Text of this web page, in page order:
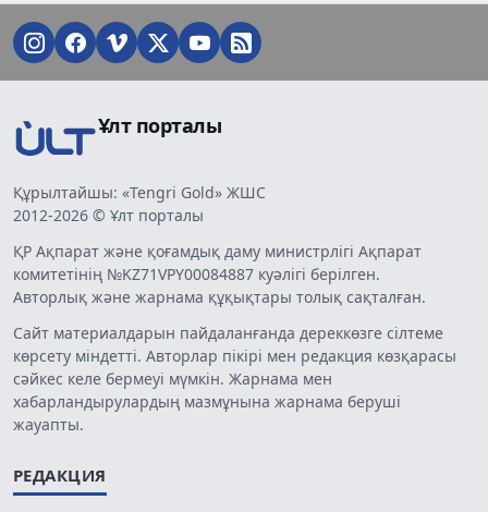
Ұлт порталы
Құрылтайшы: «Tengri Gold» ЖШС
2012-2026 © Ұлт порталы
ҚР Ақпарат және қоғамдық даму министрлігі Ақпарат
комитетінің №KZ71VPY00084887 куәлігі берілген.
Авторлық және жарнама құқықтары толық сақталған.
Сайт материалдарын пайдаланғанда дереккөзге сілтеме
көрсету міндетті. Авторлар пікірі мен редакция көзқарасы
сәйкес келе бермеуі мүмкін. Жарнама мен
хабарландырулардың мазмұнына жарнама беруші
жауапты.
РЕДАКЦИЯ